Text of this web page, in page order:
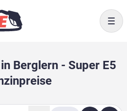
Berglern - Super E5